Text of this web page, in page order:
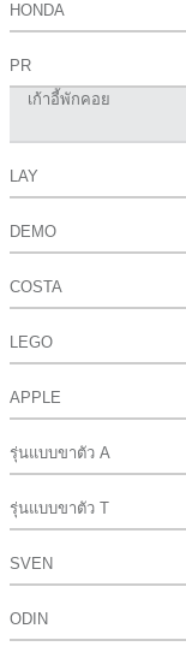
HONDA
PR
เก้าอี้พักคอย
LAY
DEMO
COSTA
LEGO
APPLE
รุ่นแบบขาตัว A
รุ่นแบบขาตัว T
SVEN
ODIN